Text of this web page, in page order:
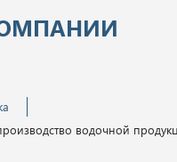
водочной